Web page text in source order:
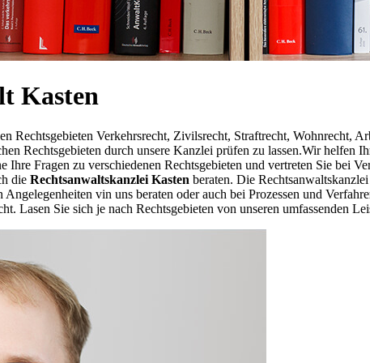
Kasten
Rechtsgebieten Verkehrsrecht, Zivilsrecht, Straftrecht, Wohnrecht,
Rechtsgebieten durch unsere Kanzlei prüfen zu lassen.Wir helfen
Fragen zu verschiedenen Rechtsgebieten und vertreten Sie bei
die Rechtsanwaltskanzlei Kasten beraten. Die
vin uns beraten oder auch bei Prozessen und
Lasen Sie sich je nach Rechtsgebieten von unseren umfassenden